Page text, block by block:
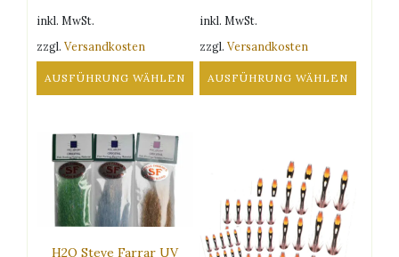
inkl. MwSt.
zzgl. Versandkosten
AUSFÜHRUNG WÄHLEN
weist
mehrere
Varianten
können
inkl. MwSt.
zzgl.Versandkosten
AUSFÜHRUNG WÄHLEN
Optionen
können
H2O Steve Farrar UV